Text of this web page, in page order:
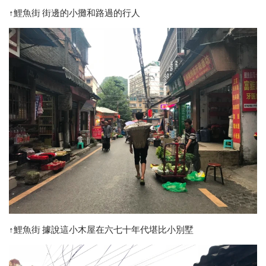
↑鯉魚街 街邊的小攤和路過的行人
↑鯉魚街 據說這小木屋在六七十年代堪比小別墅